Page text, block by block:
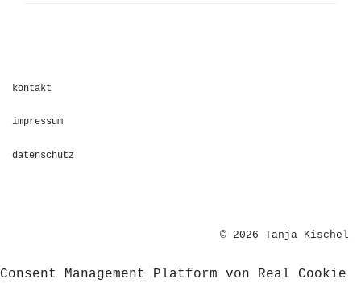
kontakt
impressum
datenschutz
© 2026 Tanja Kischel
Consent Management Platform von Real Cookie